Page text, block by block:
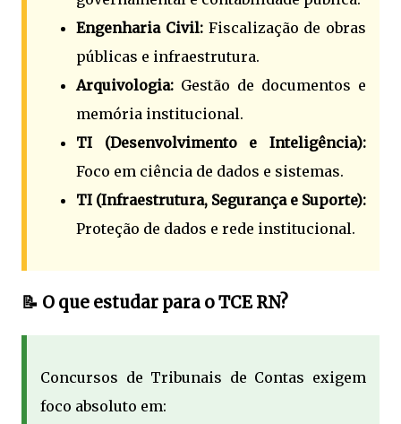
Engenharia Civil:Fiscalização de obras
públicas e infraestrutura.
Arquivologia: Gestão de documentos e
memória institucional.
TI (Desenvolvimento e Inteligência):
Foco em ciência de dados e sistemas.
TI (Infraestrutura, Segurança e Suporte):
Proteção de dados e rede institucional.
📝 O que estudar para o TCE RN?
Concursos de Tribunais de Contas exigem
foco absoluto em: